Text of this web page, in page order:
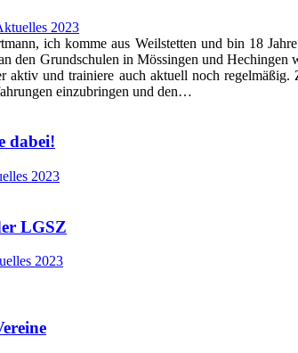
2023
ich komme aus Weilstetten und bin 18
den Grundschulen in Mössingen und
aktiv und trainiere auch aktuell noch
einzubringen und den…
dabei!
2023
LGSZ
2023